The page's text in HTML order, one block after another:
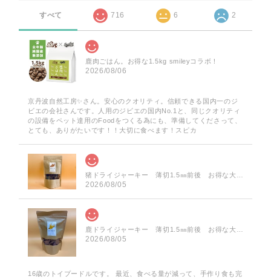
すべて 716 6 2
鹿肉ごはん。お得な1.5kg smileyコラボ！
2026/08/06
京丹波自然工房✨️さん。安心のクオリティ。信頼できる国内一のジ
ビエの会社さんです。人用のジビエの国内No.1と、同じクオリティ
の設備をペット達用のFoodをつくる為にも、準備してくださって、
とても、ありがたいです！！大切に食べます！スピカ
猪ドライジャーキー 薄切1.5㎜前後 お得な大袋 60g
2026/08/05
鹿ドライジャーキー 薄切1.5㎜前後 お得な大袋 75g
2026/08/05
16歳のトイプードルです。 最近、食べる量が減って、手作り食も完